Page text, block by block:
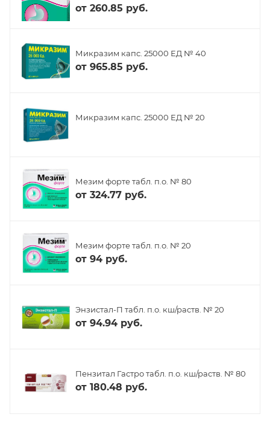
от 260.85 руб.
Микразим капс. 25000 ЕД № 40
от 965.85 руб.
Микразим капс. 25000 ЕД № 20
Мезим форте табл. п.о. № 80
от 324.77 руб.
Мезим форте табл. п.о. № 20
от 94 руб.
Энзистал-П табл. п.о. кш/раств. № 20
от 94.94 руб.
Пензитал Гастро табл. п.о. кш/раств. № 80
от 180.48 руб.